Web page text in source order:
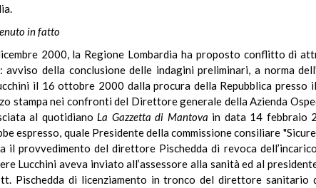
in fatto
2000, la Regione Lombardia ha proposto conflitto di
: avviso della conclusione delle indagini preliminari, a norma
il 16 ottobre 2000 dalla procura della Repubblica presso
stampa nei confronti del Direttore generale della Azienda
al quotidiano La Gazzetta di Mantova in data 14 febbraio
quale Presidente della commissione consiliare
provvedimento del direttore Pischedda di revoca
Lucchini aveva inviato all’assessore alla sanità ed al
Pischedda di licenziamento in tronco del direttore sanitario